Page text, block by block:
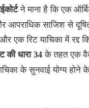
ने माना है कि एक
आपराधिक साजिश से
और एक रिट याचिका में
की धारा 34के तहत एक
के सुनवाई योग्य होने